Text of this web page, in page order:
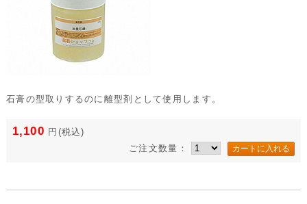
石膏の型取りするのに離型剤として使用します。
1,100 円 (税込)
ご注文数量：